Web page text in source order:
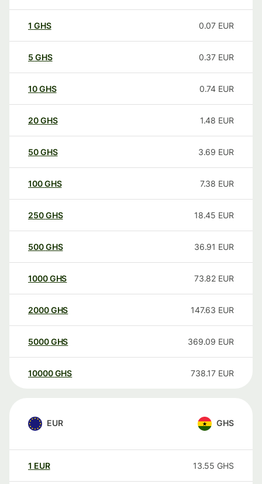
1 GHS 0.07 EUR
5 GHS 0.37 EUR
10GHS 0.74 EUR
20GHS 1.48 EUR
50GHS 3.69 EUR
100GHS 7.38 EUR
250GHS 18.45 EUR
500GHS 36.91 EUR
1000GHS 73.82 EUR
2000GHS 147.63 EUR
5000GHS 369.09 EUR
10000 GHS 738.17 EUR
EUR GHS
1 EUR 13.55 GHS